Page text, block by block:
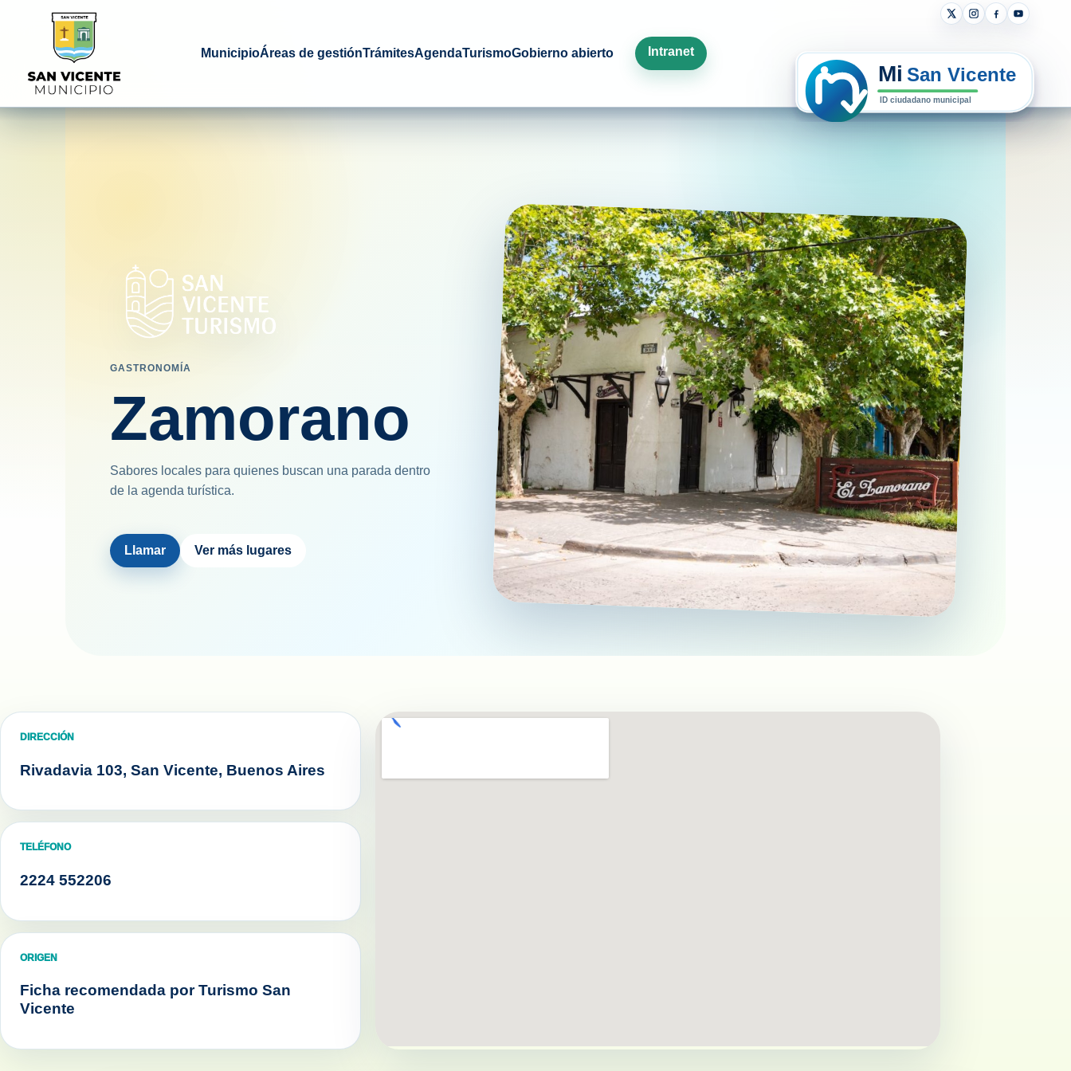
MunicipioÁreas de gestiónTrámitesAgendaTurismoGobierno abierto Intranet
GASTRONOMÍA
Zamorano
Sabores locales para quienes buscan una parada dentro
de la agenda turística.
Llamar Ver más lugares
DIRECCIÓN
Rivadavia 103, San Vicente, Buenos Aires
TELÉFONO
2224 552206
ORIGEN
Ficha recomendada por Turismo San
Vicente